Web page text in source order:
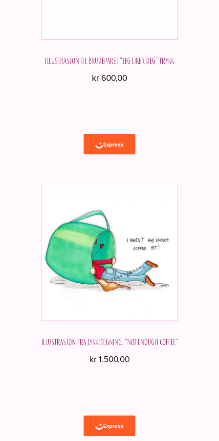
Illustrasjon til brudeparet “Jeg liker deg” Trykk
kr600,00
Illustrasjon fra Lykketegning. “Not enough coffee”
kr1.500,00